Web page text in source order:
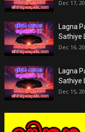
Dec 17,
Lagna
Sathiye
Dec 16,
Lagna
Sathiye
Dec 15,